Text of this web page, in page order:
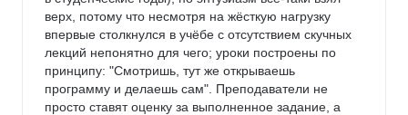
верх, потому что несмотря на жёсткую нагрузку
впервые столкнулся в учёбе с отсутствием скучных
лекций непонятно для чего; уроки построены по
принципу: "Смотришь, тут же открываешь
программу и делаешь сам". Преподаватели не
просто ставят оценку за выполненное задание, а